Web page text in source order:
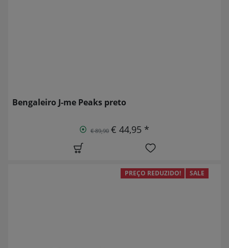
Bengaleiro J-me Peaks preto
€ 89,90 € 44,95 *
PREÇO REDUZIDO! SALE